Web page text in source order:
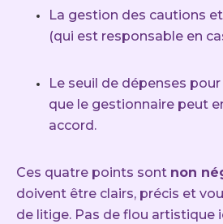
La gestion des cautions
(qui est responsable en
Le seuil de dépenses
que le gestionnaire peut
accord.
Ces quatre points sont non
doivent être clairs, précis et
de litige. Pas de flou artistique